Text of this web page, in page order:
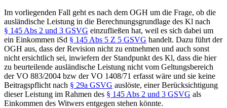
Im vorliegenden Fall geht es nach dem OGH um die Frage, ob die
ausländische Leistung in die Berechnungsgrundlage des Kl nach
§ 145 Abs 2 und 3 GSVG einzufließen hat, weil es sich dabei um
ein Einkommen iSd § 145 Abs 5 Z 5 GSVG handelt. Dazu führt der
OGH aus, dass der Revision nicht zu entnehmen und auch sonst
nicht ersichtlich sei, inwiefern der Standpunkt des Kl, dass die hier
zu beurteilende ausländische Leistung nicht vom Geltungsbereich
der VO 883/2004 bzw der VO 1408/71 erfasst wäre und sie keine
Beitragspflicht nach § 29a GSVG auslöste, einer Berücksichtigung
dieser Leistung im Rahmen des § 145 Abs 2 und 3 GSVG als
Einkommen des Witwers entgegen stehen könnte.